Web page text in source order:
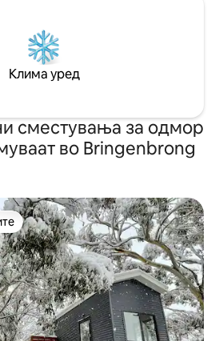
Клима уред
сместувања за одмор
во Bringenbrong
на гостите“